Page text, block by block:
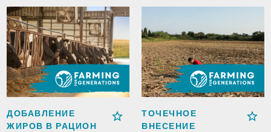
ДОБАВЛЕНИЕ
ЖИРОВ В РАЦИОН
ТОЧЕЧНОЕ
ВНЕСЕНИЕ